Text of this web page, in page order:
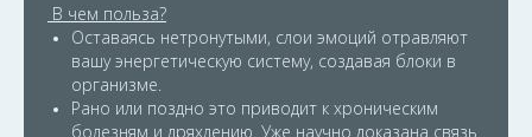
В чем польза?
Оставаясь нетронутыми, слои эмоций отравляют
вашу энергетическую систему, создавая блоки в
организме.
Рано или поздно это приводит к хроническим
болезням и дряхлению. Уже научно доказана связь